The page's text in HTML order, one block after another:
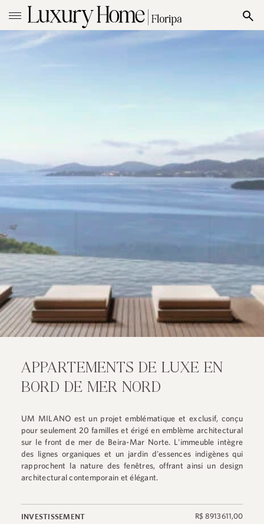
APPARTEMENTS DE LUXE EN
BORD DE MER NORD
UM MILANO est un projet emblématique et exclusif, conçu
pour seulement 20 familles et érigé en emblème architectural
sur le front de mer de Beira-Mar Norte. L'immeuble intègre
des lignes organiques et un jardin d'essences indigènes qui
rapprochent la nature des fenêtres, offrant ainsi un design
architectural contemporain et élégant.
INVESTISSEMENT R$ 8 913 611,00